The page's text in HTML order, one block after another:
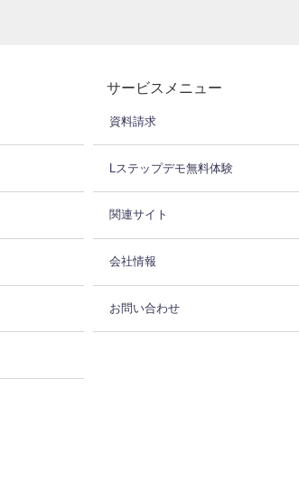
サービスメニュー
資料請求
Lステップデモ無料体験
関連サイト
会社情報
お問い合わせ